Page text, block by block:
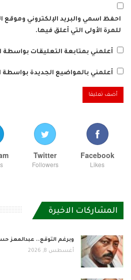
احفظ اسمي والبريد الإلكتروني
للمرة الأولى التي أعلق فيها.
أعلمني بمتابعة التعليقات بواسطة
أعلمني بالمواضيع الجديدة بواسطة
Facebook
Likes
Twitter
Followers
المشاركات الاخيرة
وبرغم التوقع.. عبدالمعز
أغسطس 8, 2026